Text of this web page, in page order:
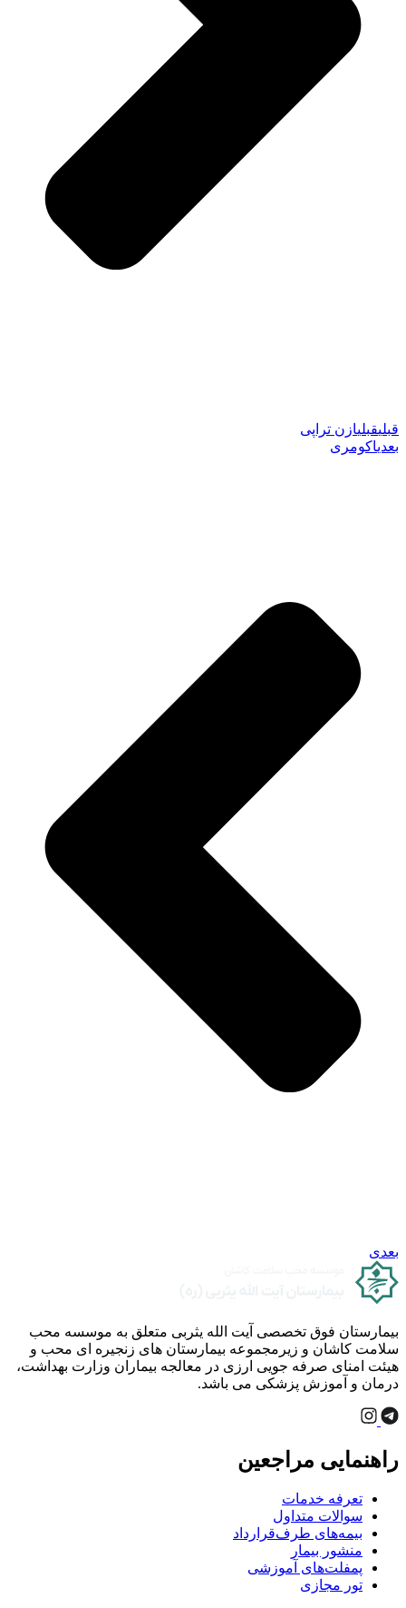
قبلیقبلیازن تراپی
بعدیاکومری
بعدی
بیمارستان فوق تخصصی آیت الله یثربی متعلق به موسسه محب
سلامت کاشان و زیرمجموعه بیمارستان های زنجیره ای محب و
هیئت امنای صرفه جویی ارزی در معالجه بیماران وزارت بهداشت،
درمان و آموزش پزشکی می باشد.
راهنمایی مراجعین
تعرفه خدمات
سوالات متداول
بیمه‌های طرف‌قرارداد
منشور بیمار
پمفلت‌های آموزشی
تور مجازی